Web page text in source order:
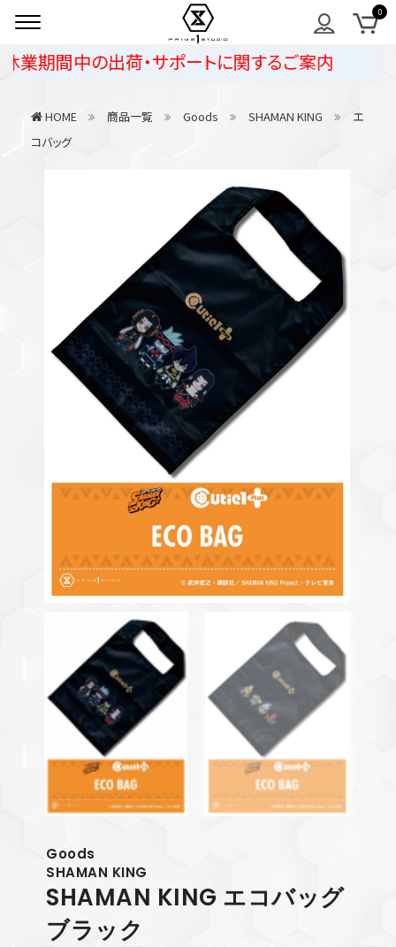
間中の出荷・サポートに関するご案内
HOME 商品一覧 Goods SHAMAN KING
エ
コバッグ
Goods
SHAMAN KING
SHAMAN KING エコバッグ
ブラック